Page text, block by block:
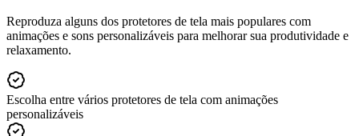
Reproduza alguns dos protetores de tela mais populares com
animações e sons personalizáveis para melhorar sua produtividade e
relaxamento.
Escolha entre vários protetores de tela com animações
personalizáveis